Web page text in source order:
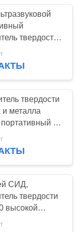
твердости
металла и
твердости
и металла
с
устройством
СИД,
твердости
высокой
портативный,